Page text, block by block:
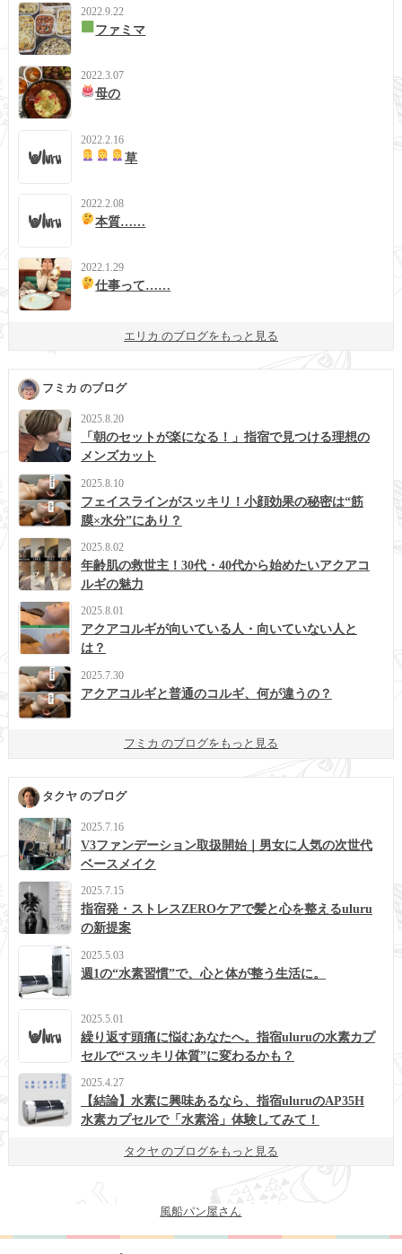
2022.9.22
ファミマ
2022.3.07
母の
2022.2.16
草
2022.2.08
本質……
2022.1.29
仕事って……
エリカ のブログをもっと見る
フミカ のブログ
2025.8.20
「朝のセットが楽になる！」指宿で見つける理想の
メンズカット
2025.8.10
フェイスラインがスッキリ！小顔効果の秘密は“筋
膜×水分”にあり？
2025.8.02
年齢肌の救世主！30代・40代から始めたいアクアコ
ルギの魅力
2025.8.01
アクアコルギが向いている人・向いていない人と
は？
2025.7.30
アクアコルギと普通のコルギ、何が違うの？
フミカ のブログをもっと見る
タクヤ のブログ
2025.7.16
V3ファンデーション取扱開始｜男女に人気の次世代
ベースメイク
2025.7.15
指宿発・ストレスZEROケアで髪と心を整えるuluru
の新提案
2025.5.03
週1の“水素習慣”で、心と体が整う生活に。
2025.5.01
繰り返す頭痛に悩むあなたへ。指宿uluruの水素カプ
セルで“スッキリ体質”に変わるかも？
2025.4.27
【結論】水素に興味あるなら、指宿uluruのAP35H
水素カプセルで「水素浴」体験してみて！
タクヤ のブログをもっと見る
風船パン屋さん